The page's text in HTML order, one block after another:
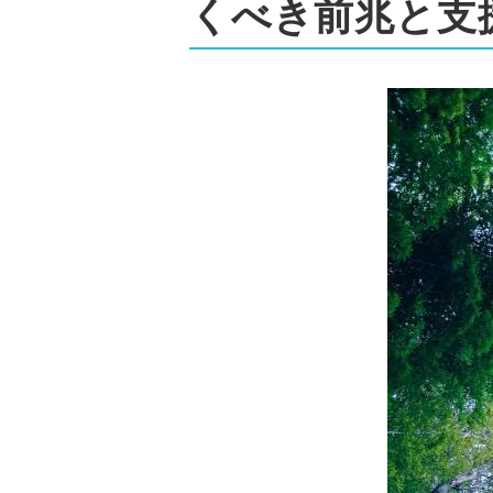
くべき前兆と支